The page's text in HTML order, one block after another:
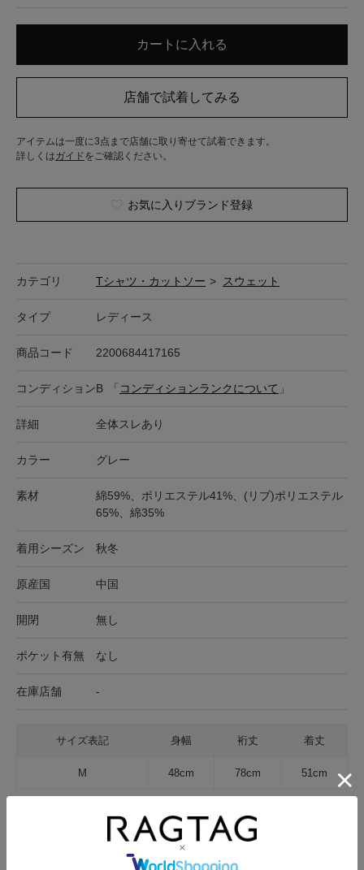
アイテムは一度に3点まで店舗に取り寄せて試着できます。
詳しくはガイド をご確認ください。
お気に入りブランド登録
カテゴリ Tシャツ・カットソー > スウェット
タイプ レディース
商品コード 2200684417165
コンディションB 「 コンディションランクについて 」
詳細 全体スレあり
カラー グレー
素材
綿59%、ポリエステル41%、(リブ)ポリエステル
65%、綿35%
着用シーズン 秋冬
原産国 中国
開閉 無し
ポケット有無 なし
在庫店舗 -
サイズ表記 身幅 裄丈 着丈
M 48cm 78cm 51cm